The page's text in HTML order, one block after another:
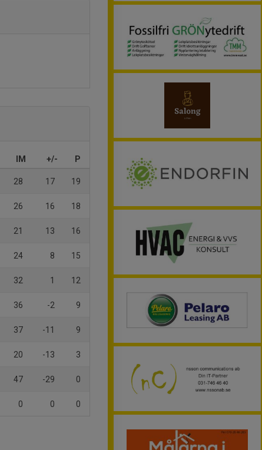
IM +/- P
28 17 19
26 16 18
21 13 16
24 8 15
32 1 12
36 -2 9
37 -11 9
20 -13 3
47 -29 0
0 0 0